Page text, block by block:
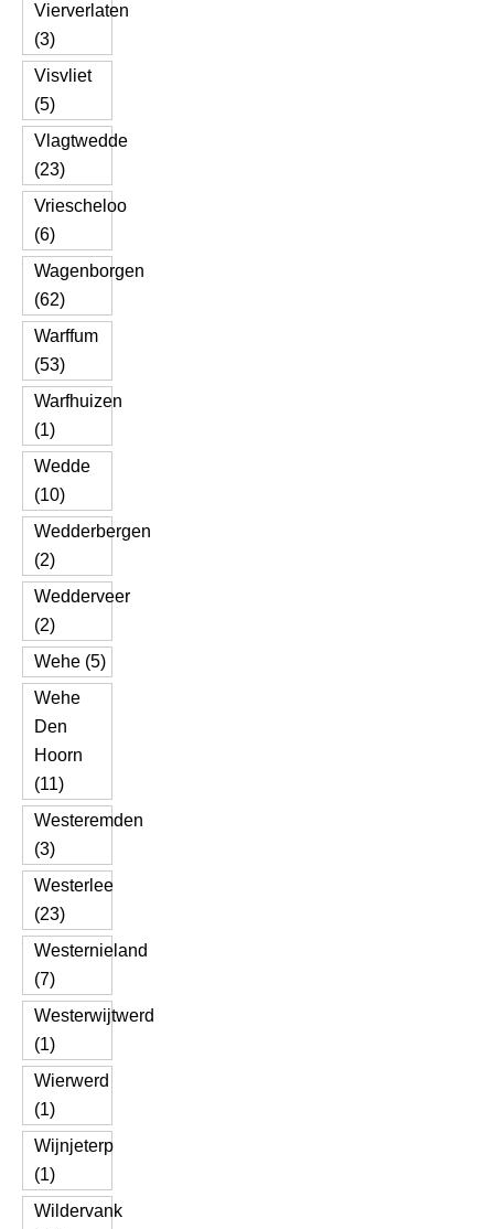
Vierverlaten
(3)
Visvliet
(5)
Vlagtwedde
(23)
Vriescheloo
(6)
Wagenborgen
(62)
Warffum
(53)
Warfhuizen
(1)
Wedde
(10)
Wedderbergen
(2)
Wedderveer
(2)
Wehe (5)
Wehe
Den
Hoorn
(11)
Westeremden
(3)
Westerlee
(23)
Westernieland
(7)
Westerwijtwerd
(1)
Wierwerd
(1)
Wijnjeterp
(1)
Wildervank